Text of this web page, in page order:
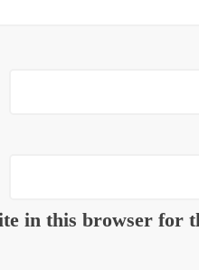
in this browser for